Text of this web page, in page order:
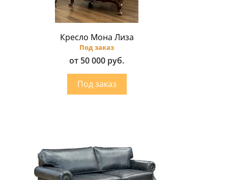
Кресло Мона Лиза
Под заказ
от 50 000 руб.